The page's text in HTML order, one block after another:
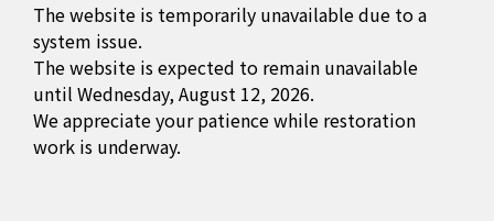
The website is temporarily unavailable due to a
system issue.
The website is expected to remain unavailable
until Wednesday, August 12, 2026.
We appreciate your patience while restoration
work is underway.